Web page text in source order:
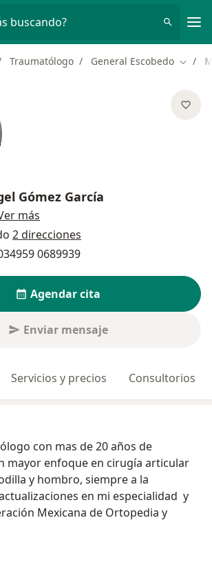
buscando?
Traumatólogo General Escobedo
Gómez García
más
2 direcciones
0689939
Agendar cita
Enviar mensaje
Servicios y precios Consultorios
con mas de 20 años de
mayor enfoque en cirugía articular
y hombro, siempre a la
en mi especialidad y
Mexicana de Ortopedia y